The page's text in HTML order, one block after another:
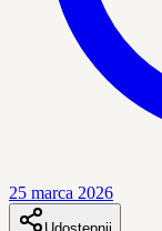
25 marca 2026